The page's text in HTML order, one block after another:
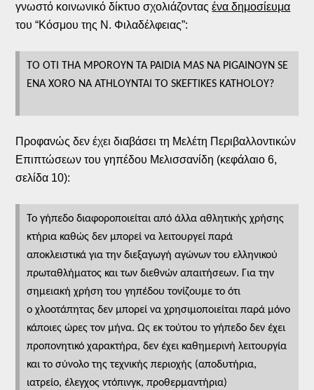
γνωστό κοινωνικό δίκτυο σχολιάζονταςένα δημοσίευμα
του “Κόσμου της Ν. Φιλαδέλφειας”:
TO OTI THA MPOROYN TA PAIDIA MAS NA PIGAINOYN SE
ENA XORO NA ATHLOYNTAI TO SKEFTIKES KATHOLOY?
Προφανώς δεν έχει διαβάσει τη Μελέτη Περιβαλλοντικών
Επιπτώσεων του γηπέδου Μελισσανίδη (κεφάλαιο 6,
σελίδα 10):
Το γήπεδο διαφοροποιείται από άλλα αθλητικής χρήσης
κτήρια καθώς δεν μπορεί να λειτουργεί παρά
αποκλειστικά για την διεξαγωγή αγώνων του ελληνικού
πρωταθλήματος και των διεθνών απαιτήσεων. Για την
σημειακή χρήση του γηπέδου τονίζουμε το ότι
ο χλοοτάπητας δεν μπορεί να χρησιμοποιείται παρά μόνο
κάποιες ώρες τον μήνα. Ως εκ τούτου το γήπεδο δεν έχει
προπονητικό χαρακτήρα, δεν έχει καθημερινή λειτουργία
και το σύνολο της τεχνικής περιοχής (αποδυτήρια,
ιατρείο, έλεγχος ντόπινγκ, προθερμαντήρια)